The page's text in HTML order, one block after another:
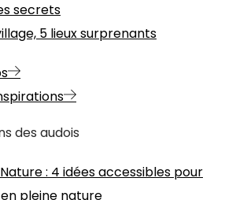
secrets
5 lieux surprenants
des audois
Nature: 4 idées accessibles pour
pleine nature